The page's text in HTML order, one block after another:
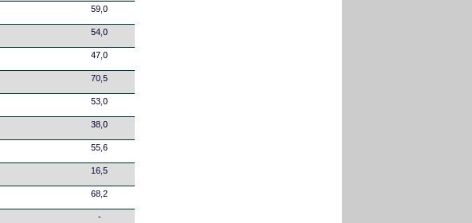
59,0
54,0
47,0
70,5
53,0
38,0
55,6
16,5
68,2
-